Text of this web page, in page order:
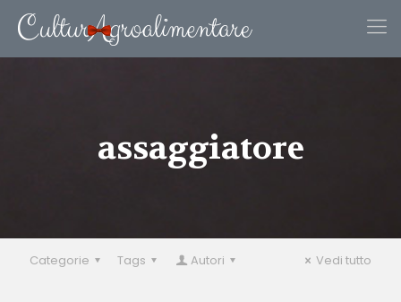
assaggiatore
Categorie Tags Autori Vedi tutto